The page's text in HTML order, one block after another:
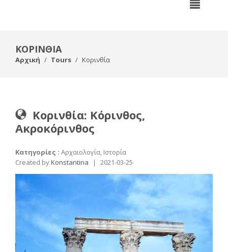
ΚΟΡΙΝΘΙΑ
Αρχική Tours Κορινθία
Κορινθία: Κόρινθος,
Ακροκόρινθος
Κατηγορίες : Αρχαιολογία, Ιστορία
Created byKonstantina | 2021-03-25